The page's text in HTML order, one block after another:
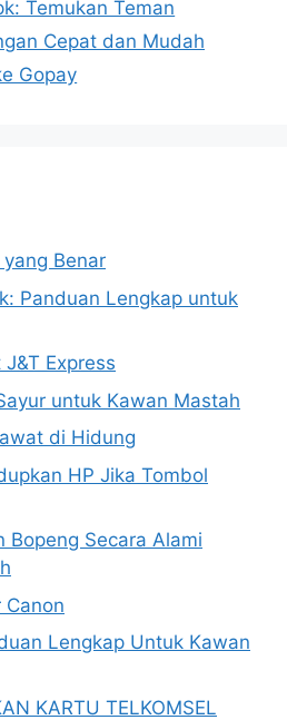
Temukan Teman
Cepat dan Mudah
Gopay
Benar
Panduan Lengkap untuk
Express
untuk Kawan Mastah
di Hidung
HP Jika Tombol
Bopeng Secara Alami
Canon
Lengkap Untuk Kawan
KARTU TELKOMSEL